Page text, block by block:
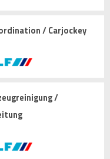
/ Carjockey
/